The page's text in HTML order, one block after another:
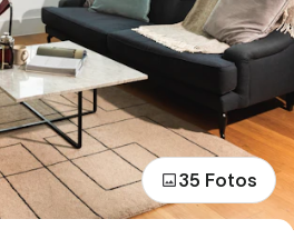
35 Fotos